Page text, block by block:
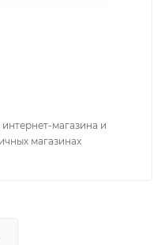
магазина и
магазинах